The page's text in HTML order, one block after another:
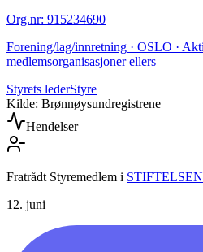
Org.nr: 915234690
Forening/lag/innretning · OSLO ·
medlemsorganisasjoner ellers
Styrets lederStyre
Kilde: Brønnøysundregistrene
Hendelser
Fratrådt Styremedlem i
12. juni